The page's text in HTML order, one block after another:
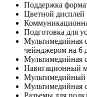
Поддержка
Цветной дисплей
Подготовка для
Мультимедийная
чейнджером на 6
Мультимедийная
Навигационный
Мультимедийный
Мультимедийная
Разъемы для